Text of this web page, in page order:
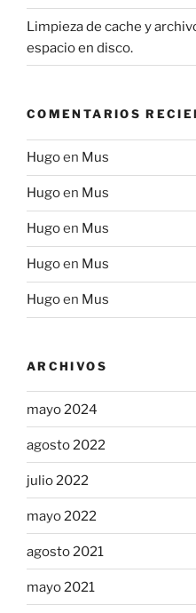
Limpieza de cache y
espacio en disco.
COMENTARIOS
Hugoen Mus
Hugoen Mus
Hugoen Mus
Hugoen Mus
Hugoen Mus
ARCHIVOS
mayo 2024
agosto 2022
julio 2022
mayo 2022
agosto 2021
mayo 2021